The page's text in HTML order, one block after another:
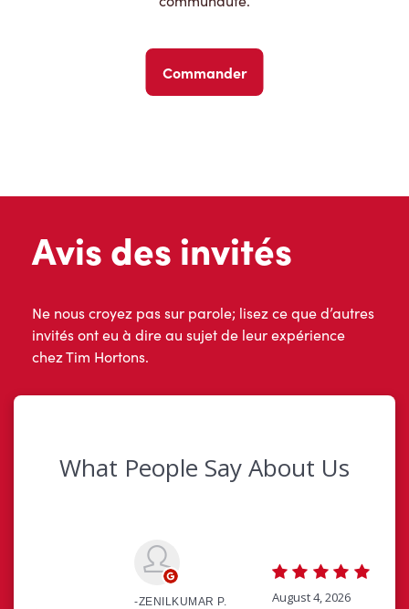
Commander
Avis des invités
Ne nous croyez pas sur parole; lisez ce que d’autres
invités ont eu à dire au sujet de leur expérience
chez Tim Hortons.